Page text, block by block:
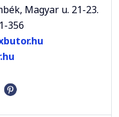
Magyar u. 21-23.
356